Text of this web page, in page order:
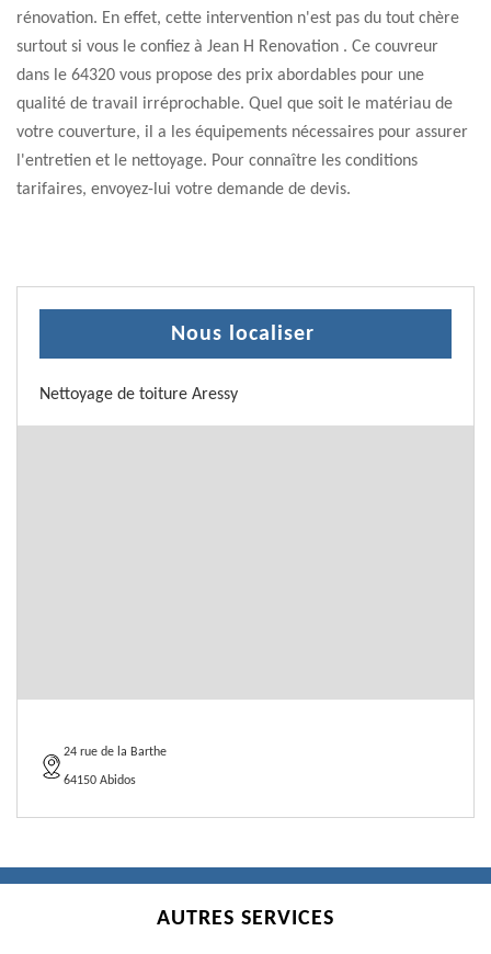
rénovation. En effet, cette intervention n'est pas du tout chère
surtout si vous le confiez à Jean H Renovation . Ce couvreur
dans le 64320 vous propose des prix abordables pour une
qualité de travail irréprochable. Quel que soit le matériau de
votre couverture, il a les équipements nécessaires pour assurer
l'entretien et le nettoyage. Pour connaître les conditions
tarifaires, envoyez-lui votre demande de devis.
Nous localiser
Nettoyage de toiture Aressy
24 rue de la Barthe
64150 Abidos
AUTRES SERVICES